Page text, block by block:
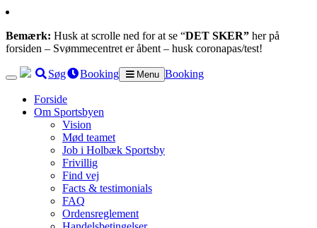
Bemærk: Husk at scrolle ned for at se “DET SKER” her på
forsiden – Svømmecentret er åbent – husk coronapas/test!
Søg Booking Menu Booking
Forside
Om Sportsbyen
Vision
Mød teamet
Job i Holbæk Sportsby
Frivillig
Find vej
Facts & testimonials
FAQ
Ordensreglement